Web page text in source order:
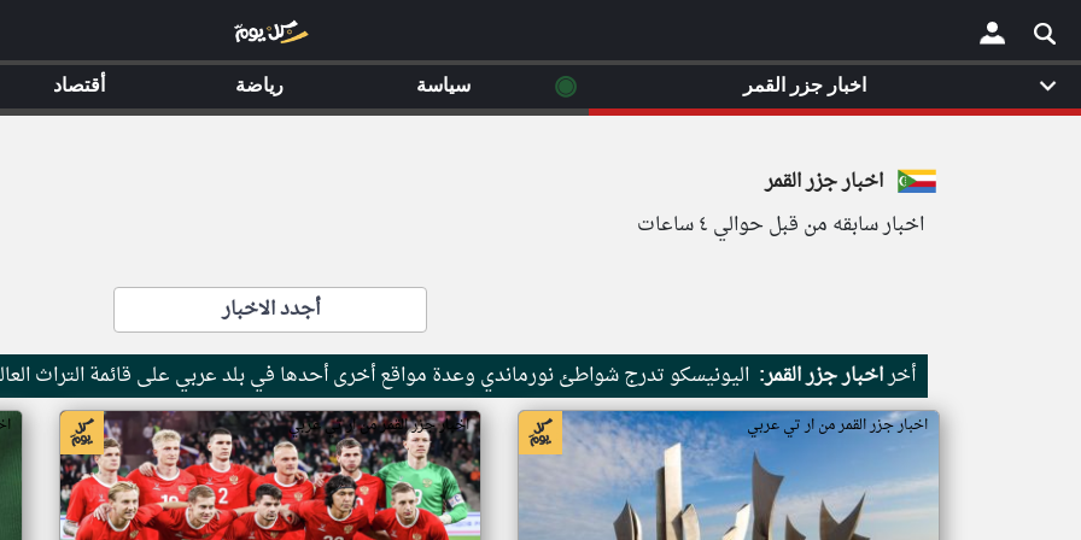
×
اخبار جزر القمر
اخبار سابقه من قبل حوالي ٤ ساعات
أجدد الاخبار
أخراخبار جزر القمر: اليونيسكو تدرج شواطئ نورماندي وعدة مواقع أخرى أحدها في بلد عربي على قائمة التراث
اخبار جزر القمر من ار تي عربي اخبار جزر القمر من ار تي عربي
اخبار جزر القمر ◉ سياسة رياضة أقتصاد